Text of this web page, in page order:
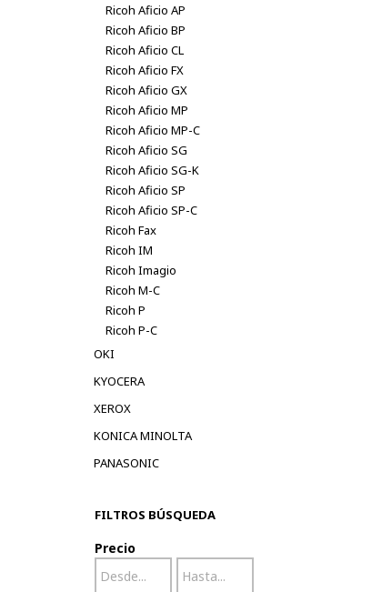
Ricoh Aficio AP
Ricoh Aficio BP
Ricoh Aficio CL
Ricoh Aficio FX
Ricoh Aficio GX
Ricoh Aficio MP
Ricoh Aficio MP-C
Ricoh Aficio SG
Ricoh Aficio SG-K
Ricoh Aficio SP
Ricoh Aficio SP-C
Ricoh Fax
Ricoh IM
Ricoh Imagio
Ricoh M-C
Ricoh P
Ricoh P-C
OKI
KYOCERA
XEROX
KONICA MINOLTA
PANASONIC
FILTROS BÚSQUEDA
Precio